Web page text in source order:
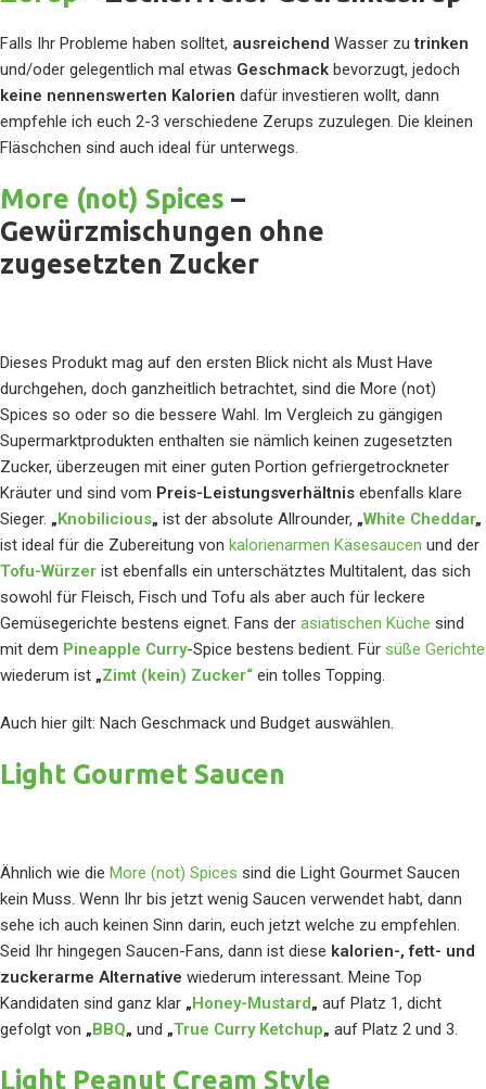
Falls Ihr Probleme haben solltet, ausreichend Wasser zutrinken
und/oder gelegentlich mal etwas Geschmack bevorzugt, jedoch
keine nennenswerten Kalorien dafür investieren wollt, dann
empfehle ich euch 2-3 verschiedene Zerups zuzulegen. Die kleinen
Fläschchen sind auch ideal für unterwegs.
More (not) Spices –
Gewürzmischungen ohne
zugesetzten Zucker
Dieses Produkt mag auf den ersten Blick nicht als Must Have
durchgehen, doch ganzheitlich betrachtet, sind die More (not)
Spices so oder so die bessere Wahl. Im Vergleich zu gängigen
Supermarktprodukten enthalten sie nämlich keinen zugesetzten
Zucker, überzeugen mit einer guten Portion gefriergetrockneter
Kräuter und sind vom Preis-Leistungsverhältnis ebenfalls klare
Sieger. „ Knobilicious„ ist der absolute Allrounder, „White Cheddar„
ist ideal für die Zubereitung von kalorienarmen Käsesaucen und der
Tofu-Würzer ist ebenfalls ein unterschätztes Multitalent, das sich
sowohl für Fleisch, Fisch und Tofu als aber auch für leckere
Gemüsegerichte bestens eignet. Fans der asiatischen Küche sind
mit dem Pineapple Curry-Spice bestens bedient. Für süße Gerichte
wiederum ist „Zimt (kein) Zucker“ ein tolles Topping.
Auch hier gilt: Nach Geschmack und Budget auswählen.
Light Gourmet Saucen
Ähnlich wie die More (not) Spices sind die Light Gourmet Saucen
kein Muss. Wenn Ihr bis jetzt wenig Saucen verwendet habt, dann
sehe ich auch keinen Sinn darin, euch jetzt welche zu empfehlen.
Seid Ihr hingegen Saucen-Fans, dann ist diese kalorien-, fett- und
zuckerarme Alternative wiederum interessant. Meine Top
Kandidaten sind ganz klar „ Honey-Mustard„ auf Platz 1, dicht
gefolgt von „ BBQ„ und „True Curry Ketchup„ auf Platz 2 und 3.
Light Peanut Cream Style